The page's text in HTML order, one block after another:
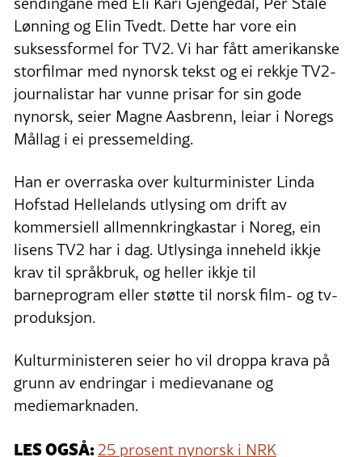
Lønning og Elin Tvedt. Dette har vore ein
suksessformel for TV2. Vi har fått amerikanske
storfilmar med nynorsk tekst og ei rekkje TV2-
journalistar har vunne prisar for sin gode
nynorsk, seier Magne Aasbrenn, leiar i Noregs
Mållag i ei pressemelding.
Han er overraska over kulturminister Linda
Hofstad Hellelands utlysing om drift av
kommersiell allmennkringkastar i Noreg, ein
lisens TV2 har i dag. Utlysinga inneheld ikkje
krav til språkbruk, og heller ikkje til
barneprogram eller støtte til norsk film- og tv-
produksjon.
Kulturministeren seier ho vil droppa krava på
grunn av endringar i medievanane og
mediemarknaden.
LES OGSÅ:25 prosent nynorsk i NRK